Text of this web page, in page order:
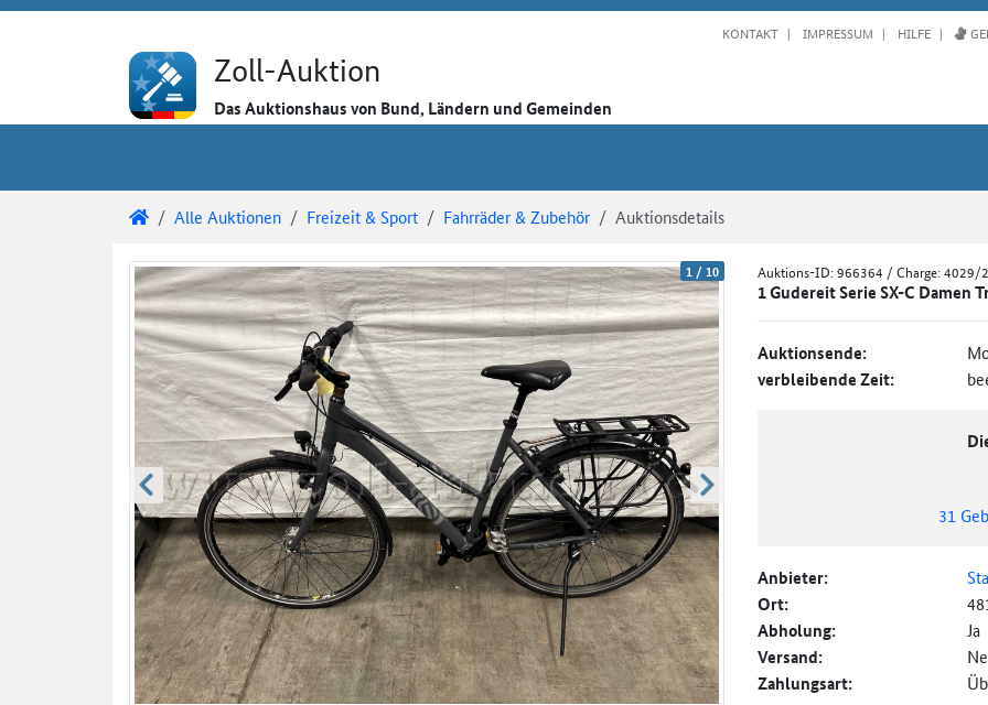
KONTAKT IMPRESSUM HILFE
Zoll-Auktion
Das Auktionshaus von Bund, Ländern und Gemeinden
Zoll-Auktion
Alle Auktionen Freizeit & Sport Fahrräder & Zubehör Auktionsdetails
Auktionsdetails
Auktionsüberblick 1 /10
zurück blättern weiter blättern
Auktions-ID:966364 / Charge: 4029/
1 Gudereit Serie SX-C Damen
Auktionsende:
verbleibende Zeit:
31
Anbieter:
Ort:
Abholung: Ja
Versand:
Zahlungsart: